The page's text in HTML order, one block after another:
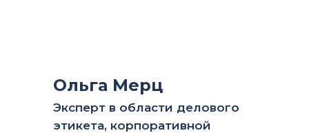
Ольга Мерц
Эксперт в области делового
этикета, корпоративной